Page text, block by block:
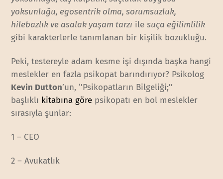
yoksunluğu, egosentrik olma, sorumsuzluk,
hilebazlık ve asalak yaşam tarzı ilesuça eğilimlilik
gibi karakterlerle tanımlanan bir kişilik bozukluğu.
Peki, testereyle adam kesme işi dışında başka hangi
meslekler en fazla psikopat barındırıyor? Psikolog
Kevin Dutton’un, ‘’Psikopatların Bilgeliği;’’
başlıklı kitabına göre psikopatı en bol meslekler
sırasıyla şunlar:
1 – CEO
2 – Avukatlık